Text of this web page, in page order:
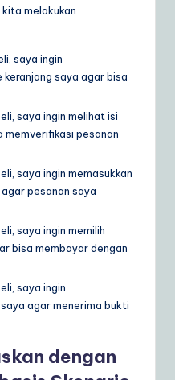
melakukan
saya ingin
keranjang saya agar bisa
saya ingin melihat isi
memverifikasi pesanan
saya ingin memasukkan
pesanan saya
saya ingin memilih
bisa membayar dengan
saya ingin
agar menerima bukti
dengan